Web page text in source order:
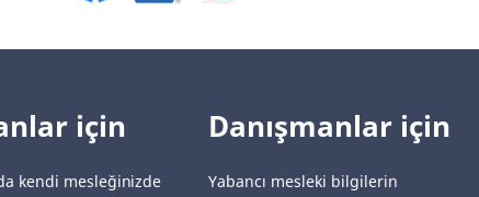
için
kendi mesleğinizde
Danışmanlar için
Yabancı mesleki bilgilerin